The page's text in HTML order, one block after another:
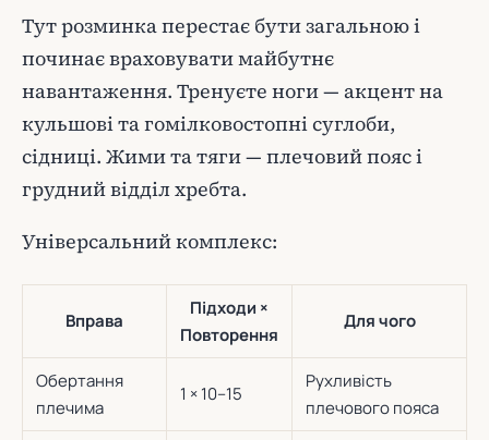
Тут розминка перестає бути загальною і
починає враховувати майбутнє
навантаження. Тренуєте ноги — акцент на
кульшові та гомілковостопні суглоби,
сідниці. Жими та тяги — плечовий пояс і
грудний відділ хребта.
Універсальний комплекс:
Вправа
Підходи ×
Повторення
Для чого
Обертання
плечима
1 × 10–15
Рухливість
плечового пояса